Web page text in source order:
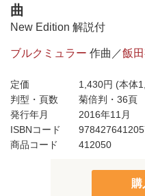
曲
New Edition 解説付
ブルクミュラー 作曲／飯
定価 1,430円 (本体
判型・頁数
菊倍判・36頁
発行年月
2016年11月
ISBNコード
商品コード
412050
購